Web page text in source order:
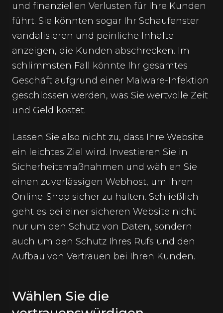
und finanziellen Verlusten für Ihre Kunden
führt. Sie könnten sogar Ihr Schaufenster
vandalisieren und peinliche Inhalte
anzeigen, die Kunden abschrecken. Im
schlimmsten Fall könnte Ihr gesamtes
Geschäft aufgrund einer Malware-Infektion
geschlossen werden, was Sie wertvolle Zeit
und Geld kostet.
Lassen Sie also nicht zu, dass Ihre Website
ein leichtes Ziel wird. Investieren Sie in
Sicherheitsmaßnahmen und wählen Sie
einen zuverlässigen Webhost, um Ihren
Online-Shop sicher zu halten. Schließlich
geht es bei einer sicheren Website nicht
nur um den Schutz von Daten, sondern
auch um den Schutz Ihres Rufs und den
Aufbau von Vertrauen bei Ihren Kunden.
Wählen Sie die